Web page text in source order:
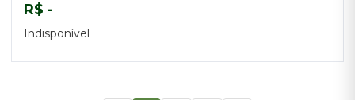
R$ -
Indisponível